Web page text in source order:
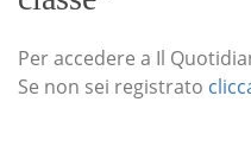
Per accedere a Il
Se non sei registrato